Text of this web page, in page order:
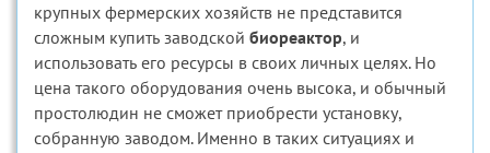
крупных фермерских хозяйств не представится
сложным купить заводской биореактор, и
использовать его ресурсы в своих личных целях. Но
цена такого оборудования очень высока, и обычный
простолюдин не сможет приобрести установку,
собранную заводом. Именно в таких ситуациях и